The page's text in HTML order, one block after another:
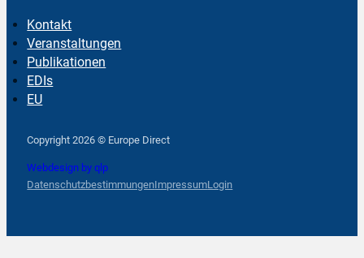
Kontakt
Veranstaltungen
Publikationen
EDIs
EU
Copyright 2026 © Europe Direct
Webdesign by qlp
DatenschutzbestimmungenImpressumLogin